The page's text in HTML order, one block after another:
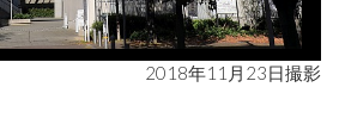
2018年11月23日撮影